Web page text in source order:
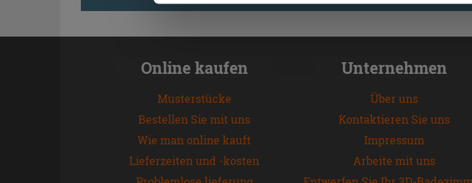
Online kaufen
Musterstücke
Bestellen Sie mit uns
Wie man online kauft
Lieferzeiten und -kosten
Unternehmen
Über uns
Kontaktieren Sie uns
Impressum
Arbeite mit uns